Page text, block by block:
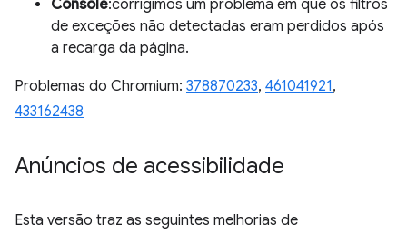
Console:corrigimos um problema em que os filtros
de exceções não detectadas eram perdidos após
a recarga da página.
Problemas do Chromium: 378870233, 461041921,
433162438
Anúncios de acessibilidade
Esta versão traz as seguintes melhorias de